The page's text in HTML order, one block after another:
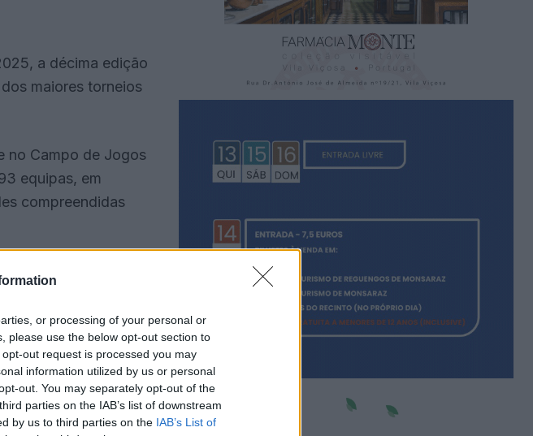
or processing of your personal or
please use the below opt-out section to
out request is processed you may
information utilized by us or personal
out. You may separately opt-out of the
parties on the IAB’s list of downstream
by us to third parties on the IAB’s List of
a décima edição
maiores torneios
no Campo de Jogos
equipas, em
compreendidas